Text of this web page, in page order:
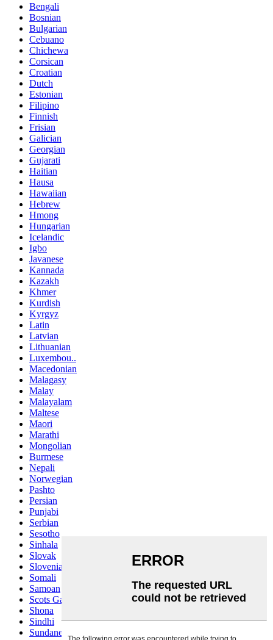
Bengali
Bosnian
Bulgarian
Cebuano
Chichewa
Corsican
Croatian
Dutch
Estonian
Filipino
Finnish
Frisian
Galician
Georgian
Gujarati
Haitian
Hausa
Hawaiian
Hebrew
Hmong
Hungarian
Icelandic
Igbo
Javanese
Kannada
Kazakh
Khmer
Kurdish
Kyrgyz
Latin
Latvian
Lithuanian
Luxembou..
Macedonian
Malagasy
Malay
Malayalam
Maltese
Maori
Marathi
Mongolian
Burmese
Nepali
Norwegian
Pashto
Persian
Punjabi
Serbian
Sesotho
Sinhala
Slovak
Slovenian
Somali
Samoan
Scots Gaelic
Shona
Sindhi
Sundanese